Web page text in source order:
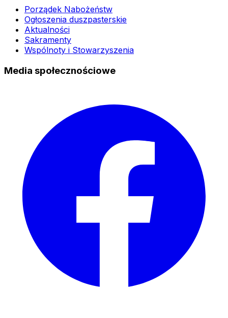
Porządek Nabożeństw
Ogłoszenia duszpasterskie
Aktualności
Sakramenty
Wspólnoty i Stowarzyszenia
Media społecznościowe